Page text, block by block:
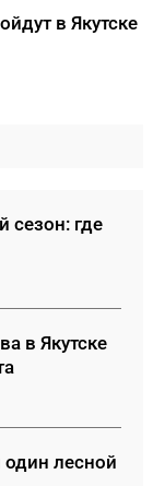
в Якутске
сезон: где
в Якутске
лесной